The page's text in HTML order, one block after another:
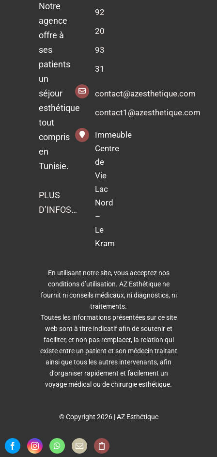
Notre
agence
offre à
ses
patients
un
séjour
esthétique
tout
compris
en
Tunisie.
PLUS
D’INFOS…
92
20
93
31
contact@azesthetique.com
contact1@azesthetique.com
Immeuble
Centre
de
Vie
Lac
Nord
–
Le
Kram
En utilisant notre site, vous acceptez nos
conditions d’utilisation. AZ Esthétique ne
fournit ni conseils médicaux, ni diagnostics, ni
traitements.
Toutes les informations présentées sur ce site
web sont à titre indicatif afin de soutenir et
faciliter, et non pas remplacer, la relation qui
existe entre un patient et son médecin traitant
ainsi que tous les autres intervenants, afin
d’organiser rapidement et facilement un
voyage médical ou de chirurgie esthétique.
© Copyright 2026 | AZ Esthétique